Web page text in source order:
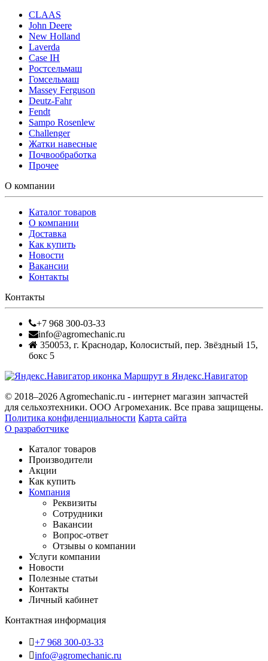
CLAAS
John Deere
New Holland
Laverda
Case IH
Ростсельмаш
Гомсельмаш
Massey Ferguson
Deutz-Fahr
Fendt
Sampo Rosenlew
Challenger
Жатки навесные
Почвообработка
Прочее
О компании
Каталог товаров
О компании
Доставка
Как купить
Новости
Вакансии
Контакты
Контакты
+7 968 300-03-33
info@agromechanic.ru
350053, г. Краснодар, Колосистый, пер. Звёздный 15,
бокс 5
Маршрут в Яндекс.Навигатор
© 2018–2026 Agromechanic.ru - интернет магазин запчастей
для сельхозтехники. ООО Агромеханик. Все права защищены.
Политика конфиденциальности Карта сайта
О разработчике
Каталог товаров
Производители
Акции
Как купить
Компания
Реквизиты
Сотрудники
Вакансии
Вопрос-ответ
Отзывы о компании
Услуги компании
Новости
Полезные статьи
Контакты
Личный кабинет
Контактная информация
+7 968 300-03-33
info@agromechanic.ru